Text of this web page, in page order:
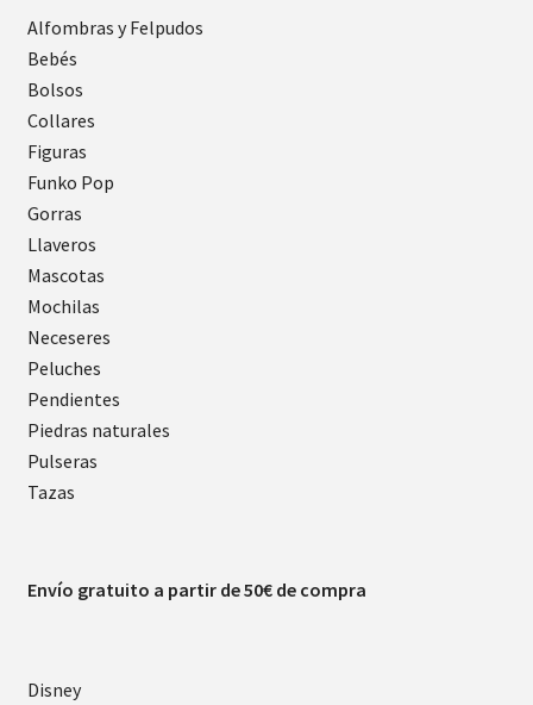
Alfombras y Felpudos
Bebés
Bolsos
Collares
Figuras
Funko Pop
Gorras
Llaveros
Mascotas
Mochilas
Neceseres
Peluches
Pendientes
Piedras naturales
Pulseras
Tazas
Envío gratuito a partir de 50€ de compra
Disney